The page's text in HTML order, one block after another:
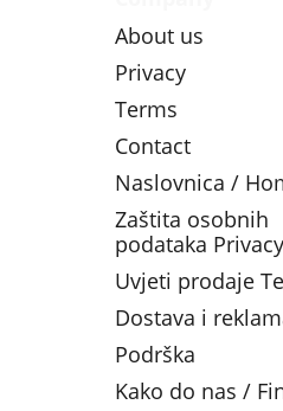
About us
Privacy
Terms
Contact
Naslovnica /
Zaštita osobnih
podataka
Uvjeti prodaje
Dostava i
Podrška
Kako do nas /